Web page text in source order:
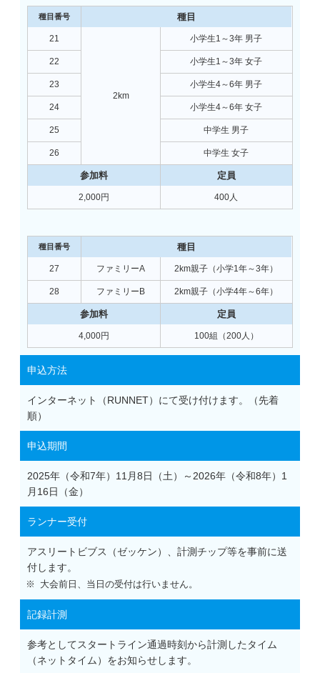
21
2km
小学生1～3年 男子
2,000円 400人
22 小学生1～3年 女子
23 小学生4～6年 男子
24 小学生4～6年 女子
25 中学生 男子
26 中学生 女子
27 ファミリーA 2km親子（小学1年～3年）
4,000円 100組（200人）
28 ファミリーB 2km親子（小学4年～6年）
申込方法
インターネット（RUNNET）にて受け付けます。（先着
順）
申込期間
2025年（令和7年）11月8日（土）～2026年（令和8年）1
月16日（金）
ランナー受付
アスリートビブス（ゼッケン）、計測チップ等を事前に送
付します。
大会前日、当日の受付は行いません。
記録計測
参考としてスタートライン通過時刻から計測したタイム
（ネットタイム）をお知らせします。